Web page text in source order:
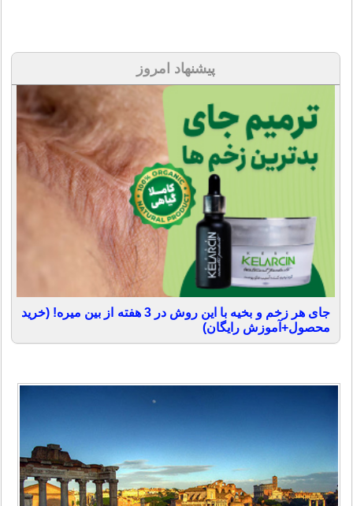
پیشنهاد امروز
جای هر زخم و بخیه با این روش در 3 هفته از بین میره! (خرید
محصول+آموزش رایگان)